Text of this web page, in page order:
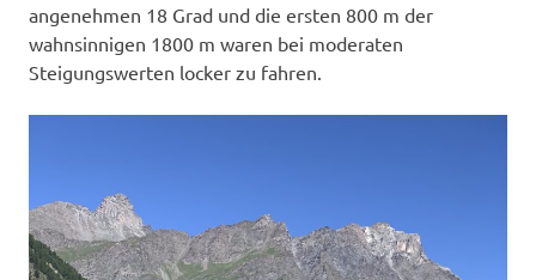
angenehmen 18 Grad und die ersten 800 m der
wahnsinnigen 1800 m waren bei moderaten
Steigungswerten locker zu fahren.